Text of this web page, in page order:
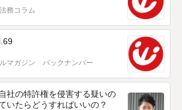
務コラム
マガジン バックナンバー
社の特許権を侵害する疑いの
いたらどうすればいいの？